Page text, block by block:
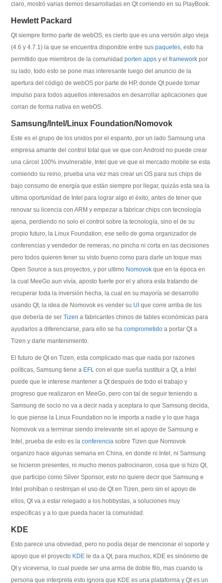
claro, mostró varias demos desarrolladas en Qt corriendo en su PlayBook.
Hewlett Packard
Qt siempre formo parte de webOS, es cierto que es una versión algo vieja
(4.6 y 4.7.1) la que se encuentra disponible entre suspaquetes, esto ha
permitido que miembros de la comunidadporten apps y elframework por
su lado, todo esto se pone mas interesante luego del anuncio de la
apertura del código de webOS por parte de HP, donde Qt puede tomar
impulso para todos aquellos interesados en desarrollar aplicaciones que
corran de forma nativa en webOS.
Samsung/Intel/Linux Foundation/Nomovok
Este es el grupo de los unidos por el espanto, por un lado Samsung una
empresa amante del control total que ve que con Android no puede crear
una cárcel 100% invulnerable, Intel que ve que el mercado mobile se esta
comiendo su reino, prueba una vez mas crear un OS para sus chips de
bajo consumo de energía que están siempre por llegar, quizás esta sea la
ultima oportunidad de Intel para lograr algo el éxito, antes de tener que
renovar su licencia con ARM y empezar a fabricar chips con tecnología
ajena, perdiendo no solo el control sobre la tecnología, sino el de su
propio futuro, la Linux Foundation, ese sello de goma organizador de
conferencias y vendedor de remeras, no pincha ni corta en las decisiones
pero todos quieren tener su visto bueno como para darle un toque mas
Open Source a sus proyectos, y por ultimo Nomovok que en la época en
la cual MeeGo aun vivía, aposto fuerte por el y ahora esta tratando de
recuperar toda la inversión hecha, la cual en su mayoría se desarrollo
usando Qt, la idea de Nomovok es vender su UI que corre arriba de los
que debería de serTizen a fabricantes chinos de tables económicas para
ayudarlos a diferenciarse, para ello se hacomprometido a portar Qt a
Tizen y darle mantenimiento.
El futuro de Qt en Tizen, esta complicado mas que nada por razones
políticas, Samsung tiene a EFL con el que sueña sustituir a Qt, a Intel
puede que le interese mantener a Qt después de todo el trabajo y
progreso que realizaron en MeeGo, pero con tal de seguir teniendo a
Samsung de socio no va a decir nada y aceptara lo que Samsung decida,
lo que piense la Linux Foundation no le importa a nadie y lo que haga
Nomovok va a terminar siendo irrelevante sin el apoyo de Samsung e
Intel, prueba de esto es laconferencia sobre Tizen que Nomovok
organizo hace algunas semana en China, en donde ni Intel, ni Samsung
se hicieron presentes, ni mucho menos patrocinaron, cosa que si hizo Qt,
que participo como Silver Sponsor, esto no quiere decir que Samsung e
Intel prohíban o restrinjan el uso de Qt en Tizen, pero sin el apoyo de
ellos, Qt va a estar relegado a los hobbystas, a soluciones muy
especificas y a lo que pueda hacer la comunidad.
KDE
Esto parece una obviedad, pero no podía dejar de mencionar el soporte y
apoyo que el proyecto KDE le da a Qt, para muchos, KDE es sinónimo de
Qt y viceversa, lo cual puede ser una arma de doble filo, mas cuando la
persona que interpreta esto ignora que KDE es una plataforma y Qt es un